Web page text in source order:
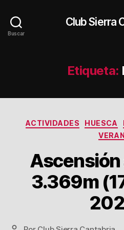
Buscar
Club Sierra
Etiqueta:
ACTIVIDADES HUESCA
Ascensión
3.369m